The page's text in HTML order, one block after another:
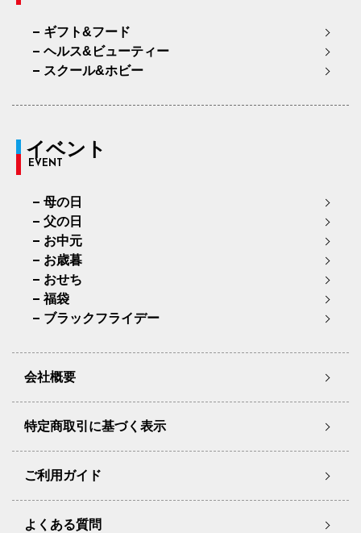
ギフト&フード
ヘルス&ビューティー
スクール&ホビー
イベント
EVENT
母の日
父の日
お中元
お歳暮
おせち
福袋
ブラックフライデー
会社概要
特定商取引に基づく表示
ご利用ガイド
よくある質問